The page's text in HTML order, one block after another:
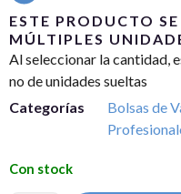
ESTE PRODUCTO
MÚLTIPLES
Al seleccionar la cantidad,
no de unidades sueltas
Categorías
Bolsas de